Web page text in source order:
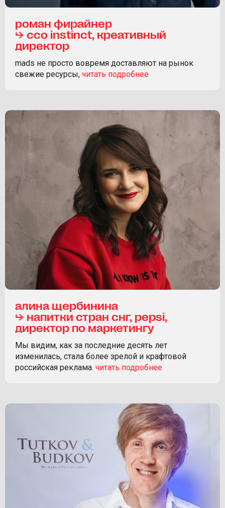
роман фирайнер
⮡ ссo instinct, креативный
директор
mads не просто вовремя доставляют на рынок
свежие ресурсы,
алина щербинина
⮡ напитки стран снг, pepsi,
директор по маркетингу
Мы видим, как за последние десять лет
изменилась, стала более зрелой и крафтовой
российская реклама.